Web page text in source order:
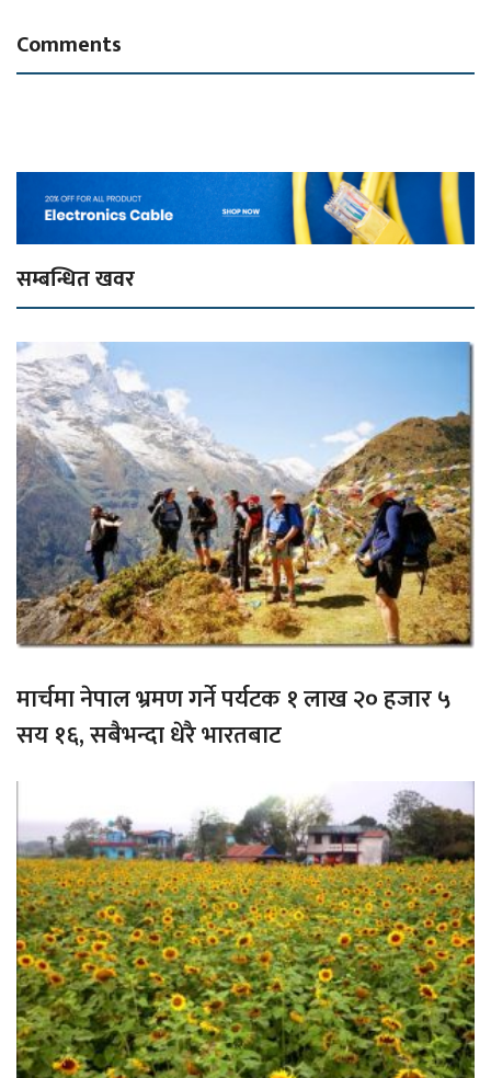
Comments
सम्बन्धित खवर
मार्चमा नेपाल भ्रमण गर्ने पर्यटक १ लाख २० हजार ५
सय १६, सबैभन्दा धेरै भारतबाट